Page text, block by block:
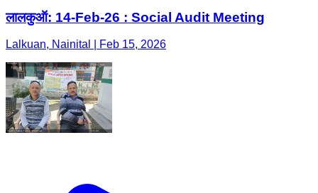
लालकुऑ: 14-Feb-26 : Social Audit Meeting
Lalkuan, Nainital | Feb 15, 2026